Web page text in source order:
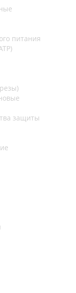
питания
защиты